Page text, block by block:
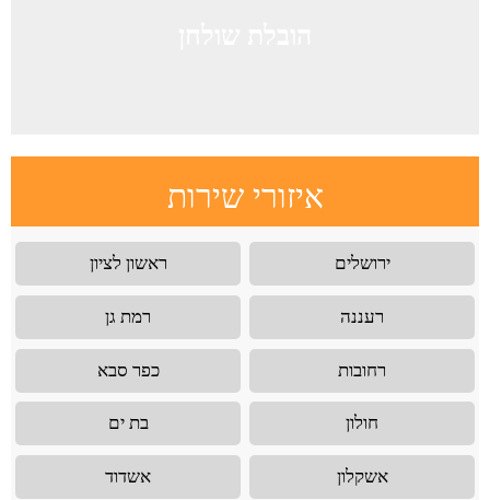
איזורי שירות
ירושלים ראשון לציון
רעננה רמת גן
רחובות כפר סבא
חולון בת ים
אשקלון אשדוד